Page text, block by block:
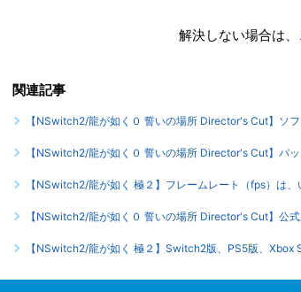
解決しない場合は、
関連記事
【NSwitch2/龍が如く０ 誓いの場所 Director's Cut】ソ
【NSwitch2/龍が如く０ 誓いの場所 Director's Cut】パ
【NSwitch2/龍が如く 極２】フレームレート（fps）は
【NSwitch2/龍が如く０ 誓いの場所 Director's Cut】公
【NSwitch2/龍が如く 極２】Switch2版、PS5版、Xbox